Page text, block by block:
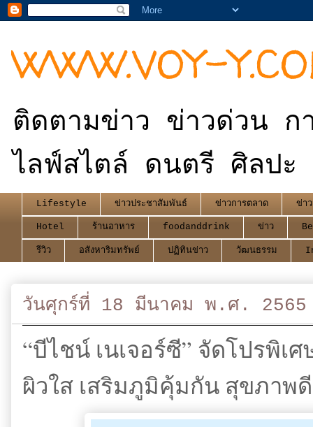
WWW.VOY-
ติดตามข่าว ข่าวด่วน ก
ไลฟ์สไตล์ ดนตรี ศิลปะ
Lifestyle ข่าวประชาสัมพันธ์ ข่าวการตลาด ข่า
Hotel ร้านอาหาร foodanddrink ข่าว
รีวิว อสังหาริมทรัพย์ ปฏิทินข่าว วัฒนธรรม
วันศุกร์ที่ 18 มีนาคม พ.ศ. 2565
“บีไชน์ เนเจอร์ซี” จัดโปรพิเ
ผิวใส เสริมภูมิคุ้มกัน สุขภาพ